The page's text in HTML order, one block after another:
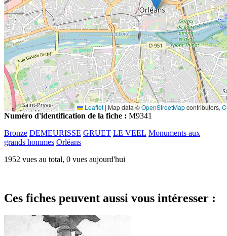
Leaflet | Map data ©OpenStreetMapcontributors,
Numéro d'identification de la fiche : M9341
Bronze DEMEURISSE GRUET LE VEEL Monuments aux
grands hommes Orléans
1952 vues au total, 0 vues aujourd'hui
Ces fiches peuvent aussi vous intéresser :